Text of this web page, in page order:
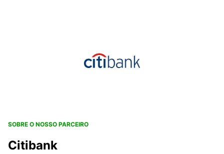
SOBRE O NOSSO PARCEIRO
Citibank